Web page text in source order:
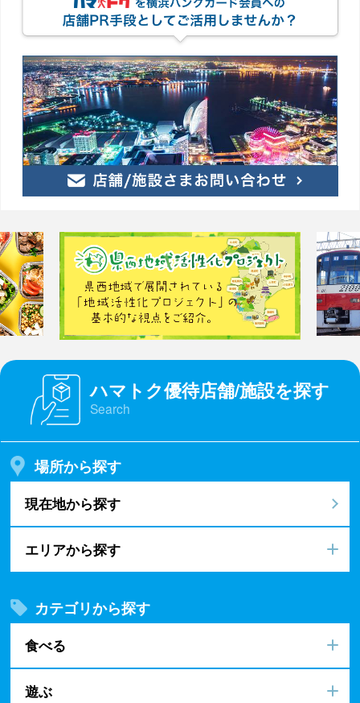
ハマトク優待店舗/施設を探す
Search
場所から探す
現在地から探す
エリアから探す
カテゴリから探す
食べる
遊ぶ